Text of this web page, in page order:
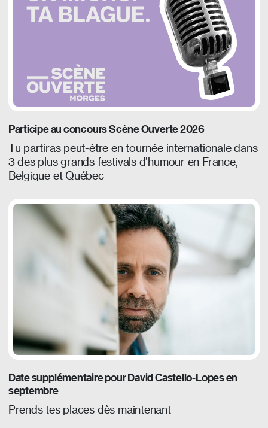
Participe au concours Scène Ouverte 2026
Tu partiras peut-être en tournée internationale dans
3 des plus grands festivals d’humour en France,
Belgique et Québec
Date supplémentaire pour David Castello-Lopes en
septembre
Prends tes places dès maintenant